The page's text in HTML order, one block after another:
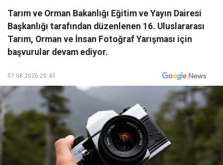
Tarım ve Orman Bakanlığı Eğitim ve Yayın Dairesi
Başkanlığı tarafından düzenlenen 16. Uluslararası
Tarım, Orman ve İnsan Fotoğraf Yarışması için
başvurular devam ediyor.
07.08.2026 20:43